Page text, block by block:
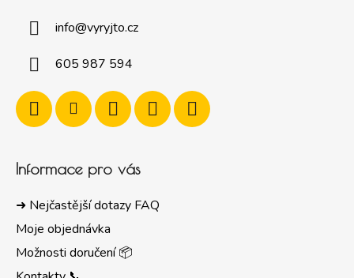
info@vyryjto.cz
605 987 594
Informace pro vás
➜ Nejčastější dotazy FAQ
Moje objednávka
Možnosti doručení 📦